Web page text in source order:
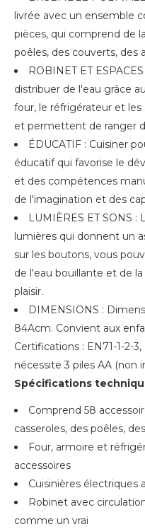
livrée avec un ensemble
pièces, qui comprend de
poêles, des couverts, des
ROBINET ET
distribuer de l'eau grâce
four, le réfrigérateur et
et permettent de ranger
ÉDUCATIF : Cuisiner
éducatif qui favorise le
et des compétences
de l'imagination et des
LUMIÈRES ET SONS
lumières qui donnent un
sur les boutons, vous
de l'eau bouillante et de
plaisir.
DIMENSIONS :
84Acm. Convient aux
Certifications : EN71-1-2-
nécessite 3 piles AA (non
Spécifications
Comprend 58
casseroles, des poêles,
Four, armoire et
accessoires
Cuisinières électriques
Robinet avec
comme un vrai